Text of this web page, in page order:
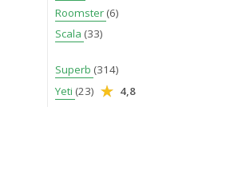
Roomster (6)
Scala (33)
Superb (314)
Yeti (23) 4,8